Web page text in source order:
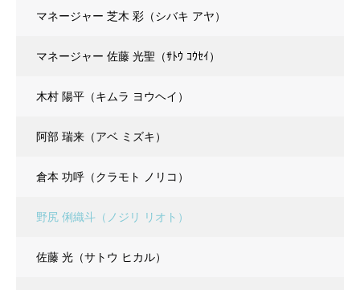
マネージャー 芝木 彩（シバキ アヤ）
マネージャー 佐藤 光聖（ｻﾄｳ ｺｳｾｲ）
木村 陽平（キムラ ヨウヘイ）
阿部 瑞来（アベ ミズキ）
倉本 功呼（クラモト ノリコ）
野尻 俐織斗（ノジリ リオト）
佐藤 光（サトウ ヒカル）